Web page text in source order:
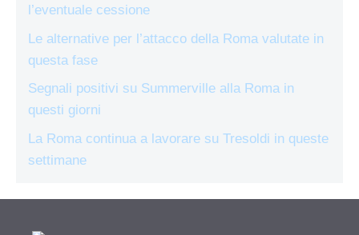
l’eventuale cessione
Le alternative per l’attacco della Roma valutate in
questa fase
Segnali positivi su Summerville alla Roma in
questi giorni
La Roma continua a lavorare su Tresoldi in queste
settimane